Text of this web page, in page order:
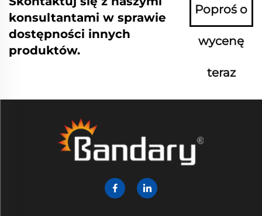
konsultantami w sprawie
dostępności innych
produktów.
Poproś o
wycenę
teraz